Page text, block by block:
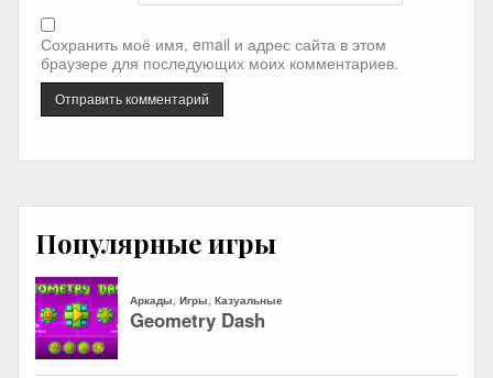
Сохранить моё имя, email и адрес сайта в этом
браузере для последующих моих комментариев.
Популярные игры